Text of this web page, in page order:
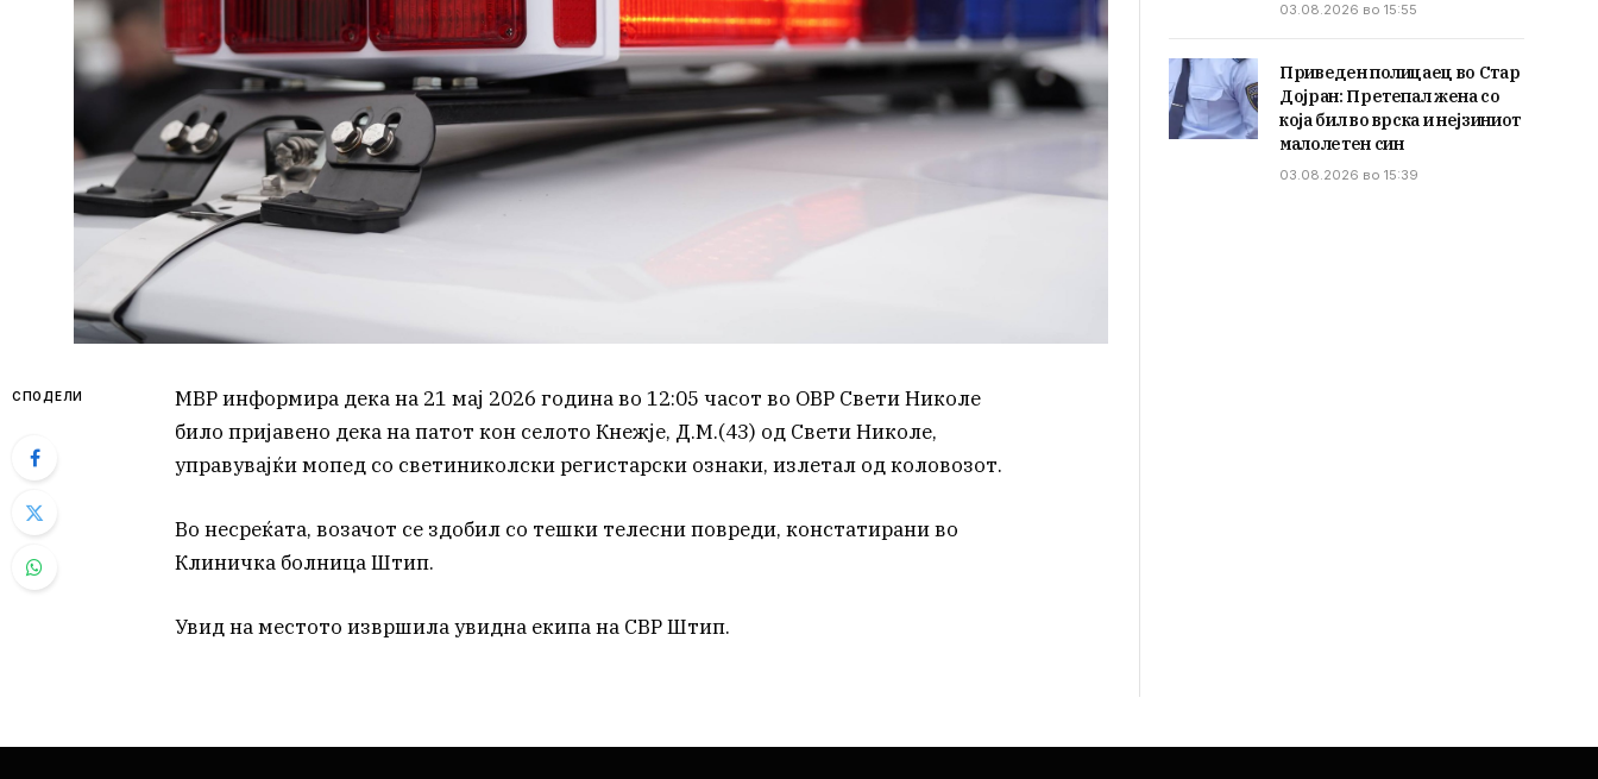
СПОДЕЛИ
МВР информира дека на 21 мај 2026 година во 12:05 часот во ОВР Свети Николе
било пријавено дека на патот кон селото Кнежје, Д.М.(43) од Свети Николе,
управувајќи мопед со светиниколски регистарски ознаки, излетал од коловозот.
Во несреќата, возачот се здобил со тешки телесни повреди, констатирани во
Клиничка болница Штип.
Увид на местото извршила увидна екипа на СВР Штип.
03.08.2026 во 15:55
Приведен полицаец во Стар
Дојран: Претепал жена со
која бил во врска и нејзиниот
малолетен син
03.08.2026 во 15:39